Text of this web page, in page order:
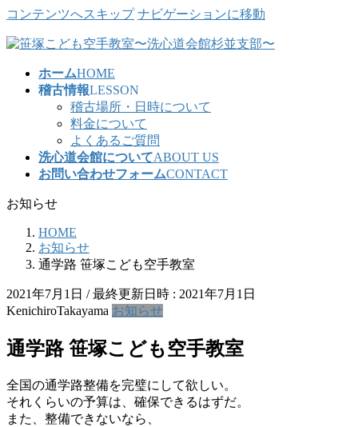
コンテンツへスキップ ナビゲーションに移動
ホームHOME
稽古情報LESSON
稽古場所・日時について
料金について
よくあるご質問
洗心道会館についてABOUT US
お問い合わせフォームCONTACT
お知らせ
HOME
お知らせ
通学路 笹塚こども空手教室
2021年7月1日 / 最終更新日時 : 2021年7月1日
KenichiroTakayama お知らせ
通学路 笹塚こども空手教室
全国の通学路整備を完璧にして欲しい。
それくらいの予算は、確保できるはずだ。
また、整備できないなら、